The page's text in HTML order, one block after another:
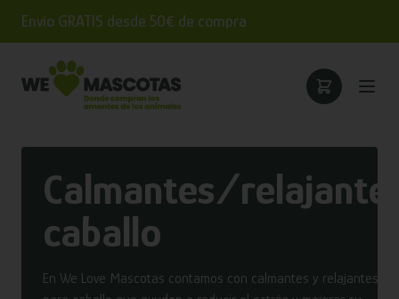
Envío GRATIS desde 50€ de compra
Calmantes/
caballo
En We Love Mascotas contamos con calmantes y relajantes